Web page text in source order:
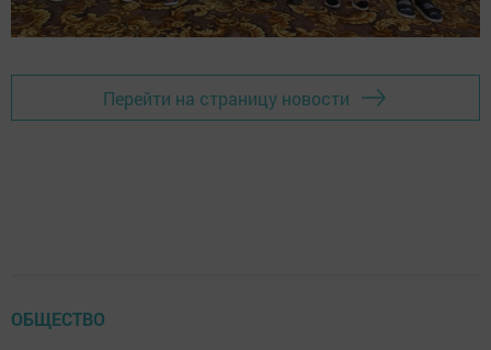
Перейти на страницу новости
ОБЩЕСТВО